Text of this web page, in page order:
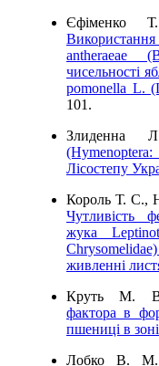
antheraeae
чисельності
pomonella L.
101.
Лісостепу
Король Т. С.,
Чутливість
жука
живленні
Круть М.
фактора в
пшениці в
Лобко В.